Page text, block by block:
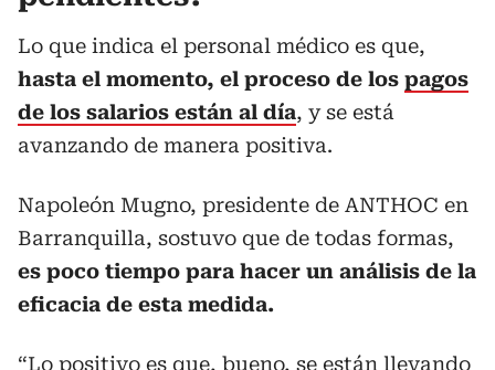
Lo que indica el personal médico es que,
hasta el momento, el proceso de los pagos
de los salarios están al día, y se está
avanzando de manera positiva.
Napoleón Mugno, presidente de ANTHOC en
Barranquilla, sostuvo que de todas formas,
es poco tiempo para hacer un análisis de la
eficacia de esta medida.
“Lo positivo es que, bueno, se están llevando